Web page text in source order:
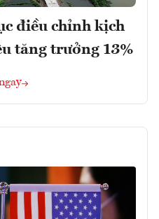
điều chỉnh kịch
tăng trưởng 13%